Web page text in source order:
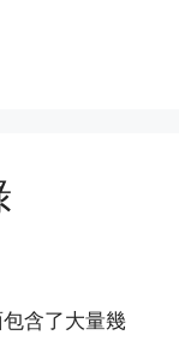
含了大量幾